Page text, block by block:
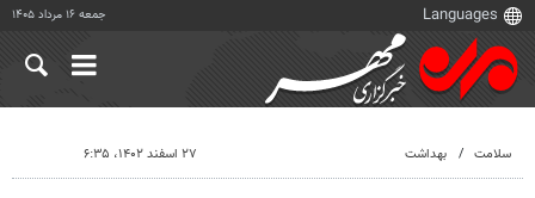
جمعه ۱۶ مرداد ۱۴۰۵
سلامت بهداشت ۲۷ اسفند ۱۴۰۲، ۶:۳۵